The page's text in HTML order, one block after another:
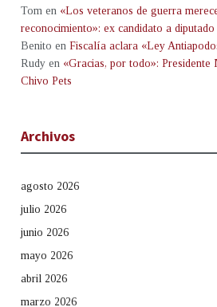
Tom en «Los veteranos de guerra
reconocimiento»: ex candidato a
Benito en Fiscalía aclara «Ley
Rudy en «Gracias, por todo»: Presidente
Chivo Pets
Archivos
agosto 2026
julio 2026
junio 2026
mayo 2026
abril 2026
marzo 2026